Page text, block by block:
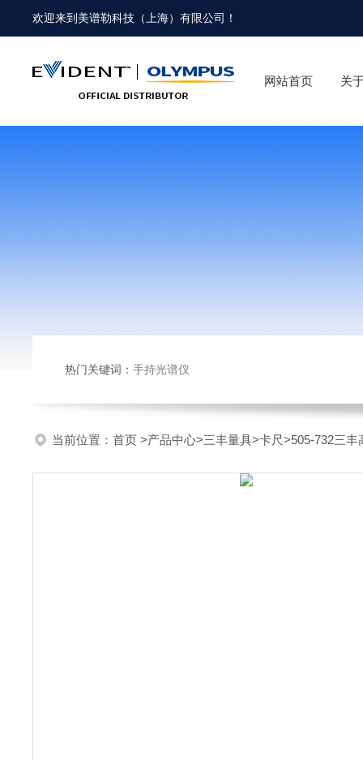
欢迎来到 美谱勒科技（上海）有限公司 ！
网站首页 关
热门关键词： 手持光谱仪
当前位置： 首页 >产品中心>三丰量具>卡尺>505-732三丰